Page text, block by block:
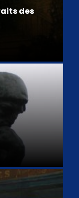
des